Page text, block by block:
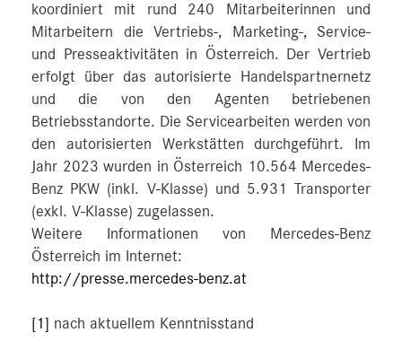
koordiniert mit rund 240 Mitarbeiterinnen und
Mitarbeitern die Vertriebs-, Marketing-, Service-
und Presseaktivitäten in Österreich. Der Vertrieb
erfolgt über das autorisierte Handelspartnernetz
und die von den Agenten betriebenen
Betriebsstandorte. Die Servicearbeiten werden von
den autorisierten Werkstätten durchgeführt. Im
Jahr 2023 wurden in Österreich 10.564 Mercedes-
Benz PKW (inkl. V-Klasse) und 5.931 Transporter
(exkl. V-Klasse) zugelassen.
Weitere Informationen von Mercedes-Benz
Österreich im Internet:
http://presse.mercedes-benz.at
[1] nach aktuellem Kenntnisstand